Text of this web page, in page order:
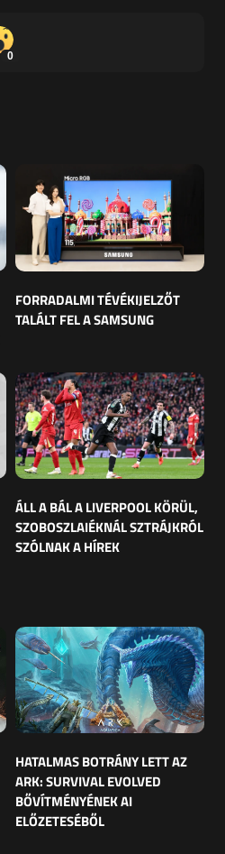
0
FORRADALMI TÉVÉKIJELZŐT
TALÁLT FEL A SAMSUNG
ÁLL A BÁL A LIVERPOOL KÖRÜL,
SZOBOSZLAIÉKNÁL SZTRÁJKRÓL
SZÓLNAK A HÍREK
HATALMAS BOTRÁNY LETT AZ
ARK: SURVIVAL EVOLVED
BŐVÍTMÉNYÉNEK AI
ELŐZETESÉBŐL